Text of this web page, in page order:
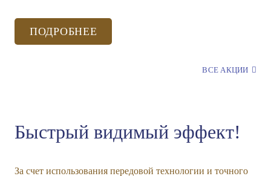
ПОДРОБНЕЕ
ПОДРОБНЕЕ
ВСЕ АКЦИИ
Быстрый видимый эффект!
За счет использования передовой технологии и точного